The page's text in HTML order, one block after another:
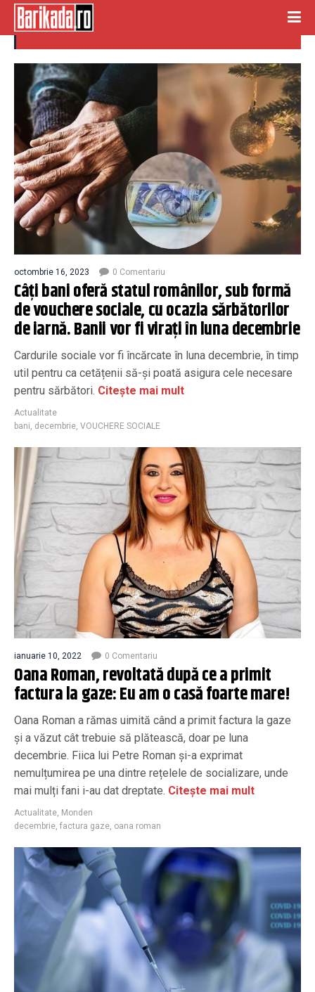
decembrie
octombrie 16, 2023 0 Comentariu
Câți bani oferă statul românilor, sub formă
de vouchere sociale, cu ocazia sărbătorilor
de iarnă. Banii vor fi virați în luna decembrie
Cardurile sociale vor fi încărcate în luna decembrie, în timp
util pentru ca cetățenii să-și poată asigura cele necesare
pentru sărbători. Citește mai mult
Actualitate
bani, decembrie, VOUCHERE SOCIALE
ianuarie 10, 2022 0 Comentariu
Oana Roman, revoltată după ce a primit
factura la gaze: Eu am o casă foarte mare!
Oana Roman a rămas uimită când a primit factura la gaze
și a văzut cât trebuie să plătească, doar pe luna
decembrie. Fiica lui Petre Roman și-a exprimat
nemulțumirea pe una dintre rețelele de socializare, unde
mai mulți fani i-au dat dreptate. Citește mai mult
Actualitate, Monden
decembrie, factura gaze, oana roman